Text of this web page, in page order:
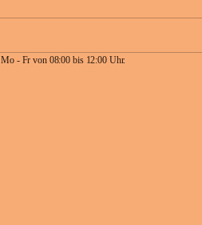
Mo - Fr von 08:00 bis 12:00 Uhr.